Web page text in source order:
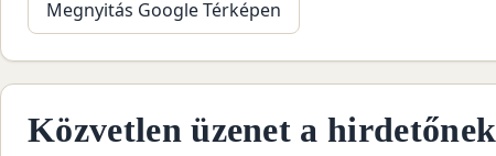
Megnyitás Google Térképen
Közvetlen üzenet a hirdetőnek